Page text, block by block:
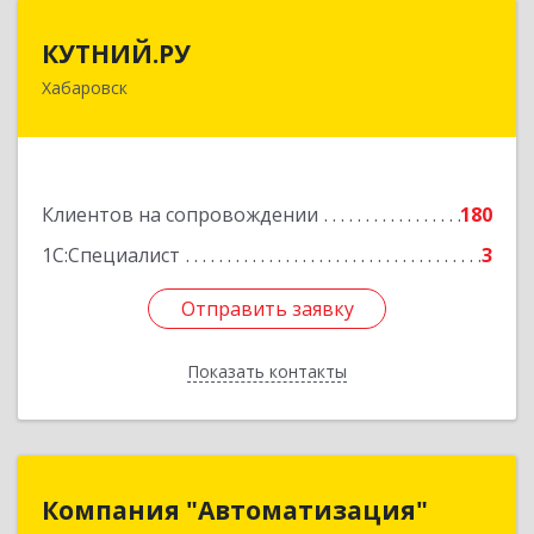
КУТНИЙ.РУ
Хабаровск
Клиентов на сопровождении
180
1С:Специалист
3
Отправить заявку
Показать контакты
680007, Хабаровский край, Хабаровск г,
Отправить заявку
Назад
Компания "Автоматизация"